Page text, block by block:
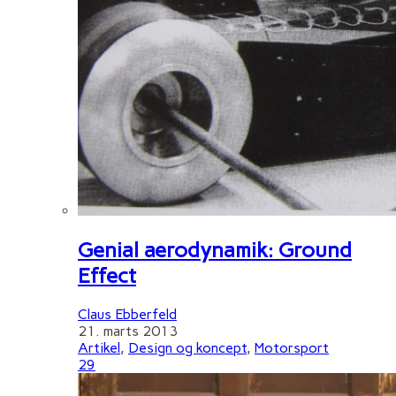
Genial aerodynamik: Ground
Effect
Claus Ebberfeld
21. marts 2013
Artikel, Design og koncept, Motorsport
29